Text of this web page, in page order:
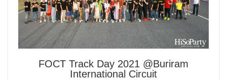
FOCT Track Day 2021 @Buriram
International Circuit